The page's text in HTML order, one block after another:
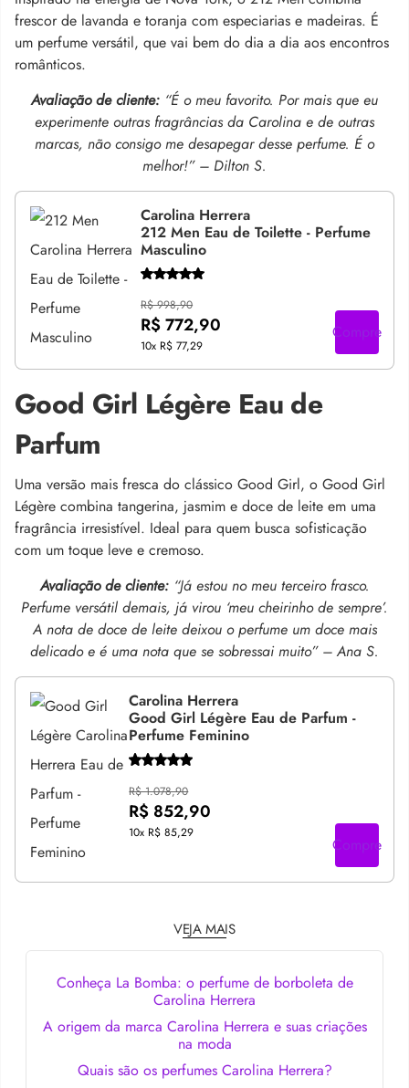
frescor de lavanda e toranja com especiarias e madeiras. É
um perfume versátil, que vai bem do dia a dia aos encontros
românticos.
Avaliação de cliente: “É o meu favorito. Por mais que eu
experimente outras fragrâncias da Carolina e de outras
marcas, não consigo me desapegar desse perfume. É o
melhor!” – Dilton S.
Carolina Herrera
212 Men Eau de Toilette - Perfume
Masculino
R$ 998,90
R$ 772,90
10x R$ 77,29
Compre
Good Girl Légère Eau de
Parfum
Uma versão mais fresca do clássico Good Girl, o Good Girl
Légère combina tangerina, jasmim e doce de leite em uma
fragrância irresistível. Ideal para quem busca sofisticação
com um toque leve e cremoso.
Avaliação de cliente: “Já estou no meu terceiro frasco.
Perfume versátil demais, já virou ‘meu cheirinho de sempre’.
A nota de doce de leite deixou o perfume um doce mais
delicado e é uma nota que se sobressai muito” – Ana S.
Carolina Herrera
Good Girl Légère Eau de Parfum -
Perfume Feminino
R$ 1.078,90
R$ 852,90
10x R$ 85,29
Compre
VEJA MAIS
Conheça La Bomba: o perfume de borboleta de
Carolina Herrera
A origem da marca Carolina Herrera e suas criações
na moda
Quais são os perfumes Carolina Herrera?